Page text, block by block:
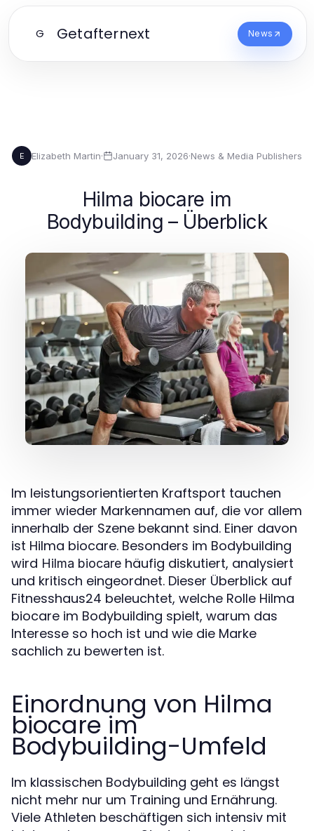
G Getafternext News
E Elizabeth Martin· January 31, 2026·News & Media Publishers
Hilma biocare im
Bodybuilding – Überblick
Im leistungsorientierten Kraftsport tauchen
immer wieder Markennamen auf, die vor allem
innerhalb der Szene bekannt sind. Einer davon
ist Hilma biocare. Besonders im Bodybuilding
wird Hilma biocare häufig diskutiert, analysiert
und kritisch eingeordnet. Dieser Überblick auf
Fitnesshaus24 beleuchtet, welche Rolle Hilma
biocare im Bodybuilding spielt, warum das
Interesse so hoch ist und wie die Marke
sachlich zu bewerten ist.
Einordnung von Hilma
biocare im
Bodybuilding-Umfeld
Im klassischen Bodybuilding geht es längst
nicht mehr nur um Training und Ernährung.
Viele Athleten beschäftigen sich intensiv mit